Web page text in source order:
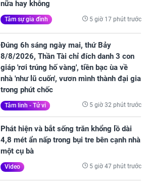
nữa hay không
Tâm sự gia đình 5 giờ 17 phút trước
Đúng 6h sáng ngày mai, thứ Bảy
8/8/2026, Thần Tài chỉ đích danh 3 con
giáp 'rơi trúng hố vàng', tiền bạc ùa về
nhà 'như lũ cuốn', vươn mình thành đại gia
trong phút chốc
Tâm linh - Tử vi 5 giờ 32 phút trước
Phát hiện và bắt sống trăn khổng lồ dài
4,8 mét ẩn nấp trong bụi tre bên cạnh nhà
một cụ bà
Video 5 giờ 47 phút trước